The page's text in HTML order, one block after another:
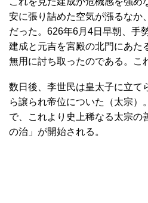
安に張り詰めた空気が漲るなか
だった。626年6月4日早朝、手
建成と元吉を宮殿の北門にあた
無用に討ち取ったのである。こ
数日後、李世民は皇太子に立て
ら譲られ帝位についた（太宗）
で、これより史上稀なる太宗の
の治」が開始される。